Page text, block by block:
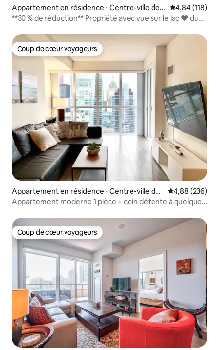
Appartement en résidence ⋅ Centre-ville de T
oronto
Évaluation
4,84 (118)
**30 % de réduction** Propriété avec vue sur le lac ❤️ du
Coup de cœur voyageurs
Coup de cœur voyageurs
Appartement en résidence ⋅ Centre-ville de
Toronto
Évaluation
4,88 (236)
Appartement moderne 1 pièce + coin détente à quelques
Coup de cœur voyageurs
Coup de cœur voyageurs